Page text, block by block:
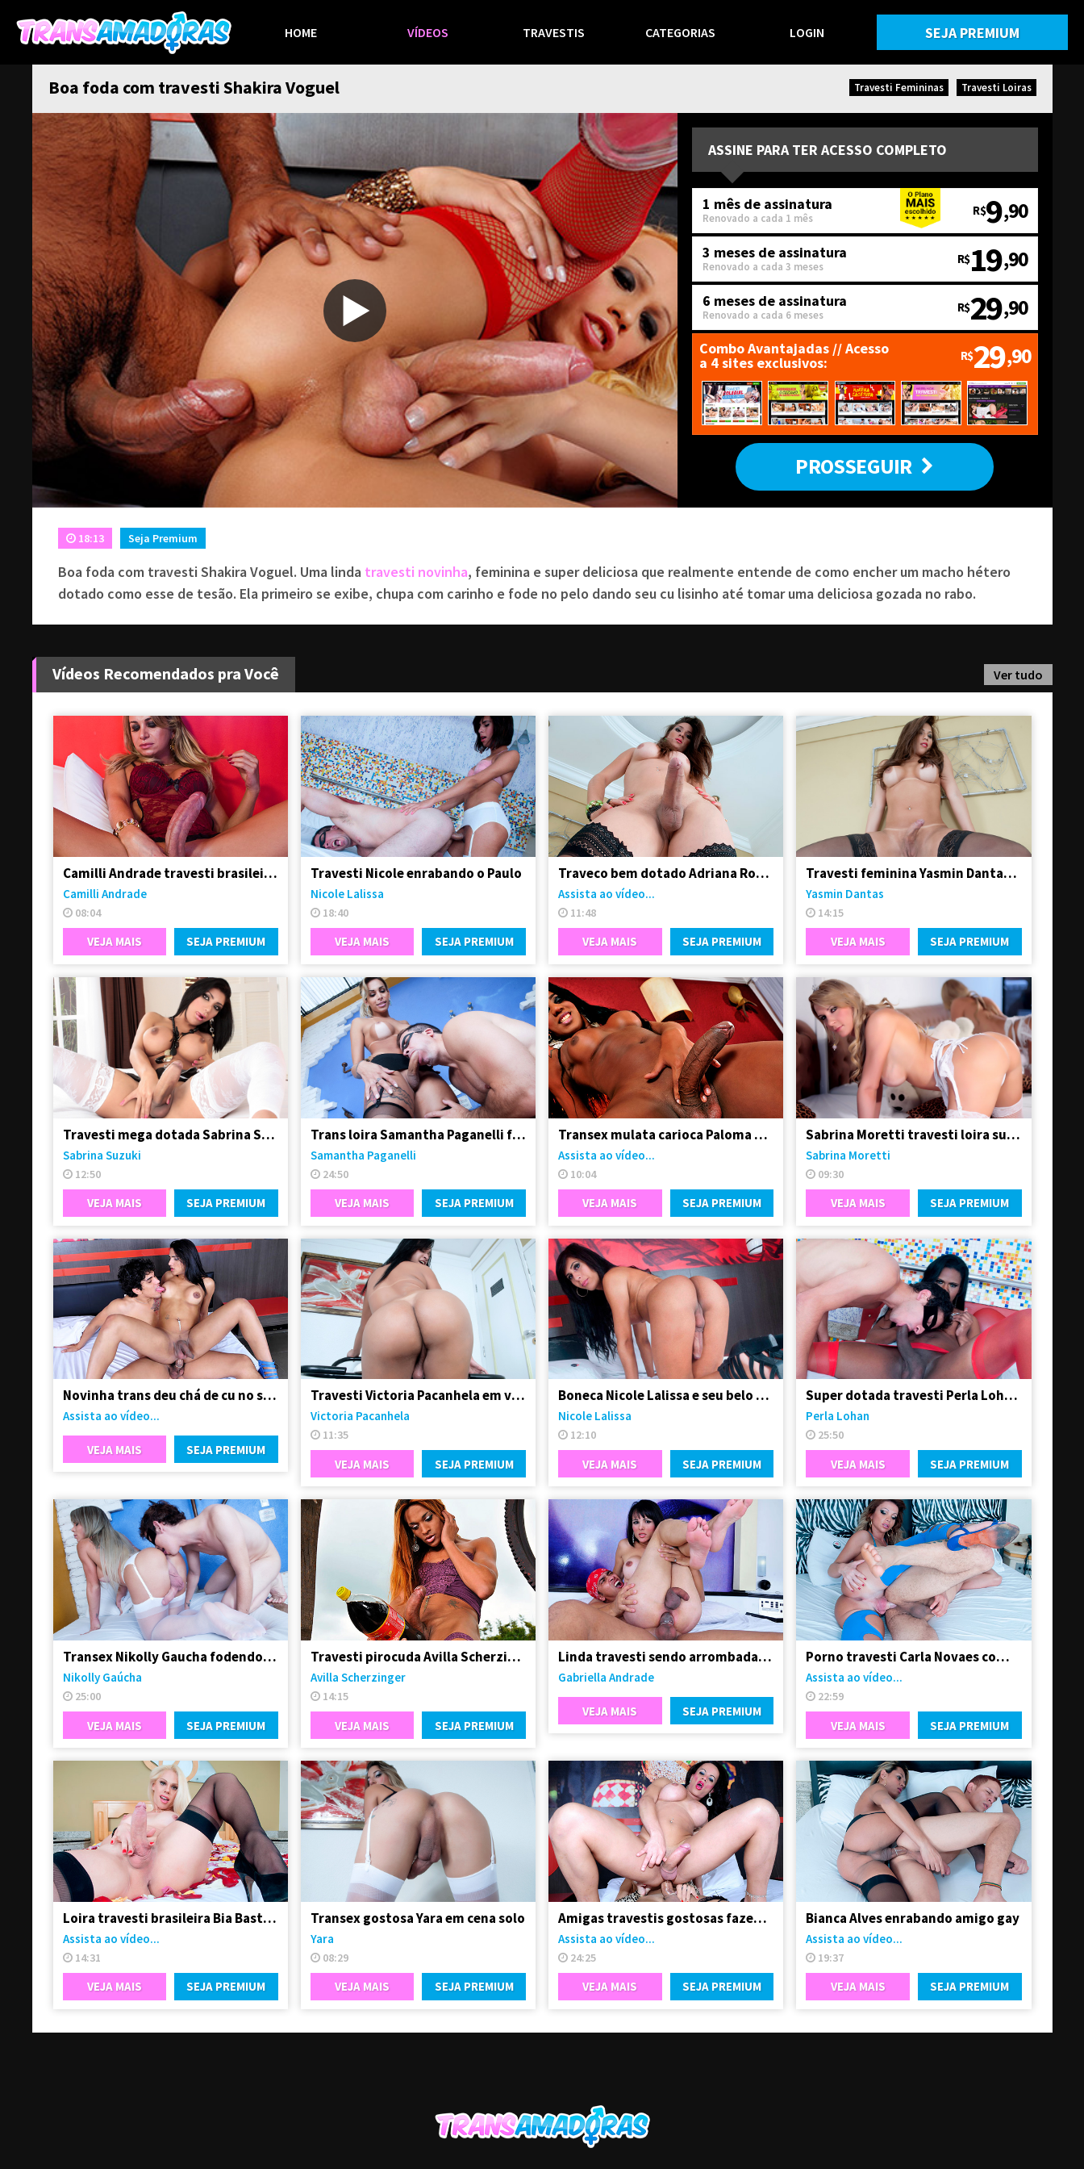
HOME VÍDEOS TRAVESTIS CATEGORIAS LOGIN SEJA PREMIUM
Boa foda com travesti Shakira Voguel Travesti Femininas Travesti Loiras
ASSINE PARA TER ACESSO COMPLETO
1 mês de assinatura
Renovado a cada 1 mês R$9,90
3 meses de assinatura
Renovado a cada 3 meses R$19,90
6 meses de assinatura
Renovado a cada 6 meses R$29,90
Combo Avantajadas // Acesso
a 4 sites exclusivos R$29,90
PROSSEGUIR
18:13 Seja Premium
Boa foda com travesti Shakira Voguel. Uma linda travesti novinha, feminina e super deliciosa que realmente entende de como encher um macho hétero
dotado como esse de tesão. Ela primeiro se exibe, chupa com carinho e fode no pelo dando seu cu lisinho até tomar uma deliciosa gozada no rabo.
Vídeos Recomendados pra Você Ver tudo
Camilli Andrade travesti brasileira bem dotada de pau
Camilli Andrade
08:04
VEJA MAIS SEJA PREMIUM
Travesti Nicole enrabando o Paulo
Nicole Lalissa
18:40
VEJA MAIS SEJA PREMIUM
Traveco bem dotado Adriana Rodrigues
Assista ao vídeo...
11:48
VEJA MAIS SEJA PREMIUM
Travesti feminina Yasmin Dantas se exibindo na live
Yasmin Dantas
14:15
VEJA MAIS SEJA PREMIUM
Travesti mega dotada Sabrina Suzuki em vídeo solo
Sabrina Suzuki
12:50
VEJA MAIS SEJA PREMIUM
Trans loira Samantha Paganelli fodeu seu amigo passivo
Samantha Paganelli
24:50
VEJA MAIS SEJA PREMIUM
Transex mulata carioca Paloma Dbiath
Assista ao vídeo...
10:04
VEJA MAIS SEJA PREMIUM
Sabrina Moretti travesti loira super feminina
Sabrina Moretti
09:30
VEJA MAIS SEJA PREMIUM
Novinha trans deu chá de cu no seu namorado
Assista ao vídeo...
VEJA MAIS SEJA PREMIUM
Travesti Victoria Pacanhela em vídeo solo
Victoria Pacanhela
11:35
VEJA MAIS SEJA PREMIUM
Boneca Nicole Lalissa e seu belo e grande dote
Nicole Lalissa
12:10
VEJA MAIS SEJA PREMIUM
Super dotada travesti Perla Lohan fodeu o garotão
Perla Lohan
25:50
VEJA MAIS SEJA PREMIUM
Transex Nikolly Gaucha fodendo o boy Marquinhos
Nikolly Gaúcha
25:00
VEJA MAIS SEJA PREMIUM
Travesti pirocuda Avilla Scherzinger
Avilla Scherzinger
14:15
VEJA MAIS SEJA PREMIUM
Linda travesti sendo arrombada pelo seu Boy
Gabriella Andrade
VEJA MAIS SEJA PREMIUM
Porno travesti Carla Novaes comendo homem
Assista ao vídeo...
22:59
VEJA MAIS SEJA PREMIUM
Loira travesti brasileira Bia Bastos pelada
Assista ao vídeo...
14:31
VEJA MAIS SEJA PREMIUM
Transex gostosa Yara em cena solo
Yara
08:29
VEJA MAIS SEJA PREMIUM
Amigas travestis gostosas fazendo troca-troca
Assista ao vídeo...
24:25
VEJA MAIS SEJA PREMIUM
Bianca Alves enrabando amigo gay
Assista ao vídeo...
19:37
VEJA MAIS SEJA PREMIUM